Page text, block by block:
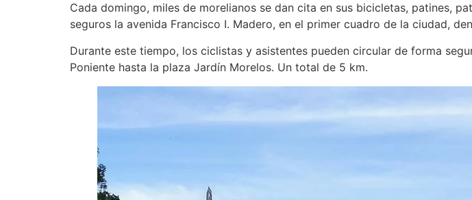
Cada domingo, miles de morelianos se dan cita en sus bicicletas, patines,
seguros la avenida Francisco I. Madero, en el primer cuadro de la ciudad,
Durante este tiempo, los ciclistas y asistentes pueden circular de forma
Poniente hasta la plaza Jardín Morelos. Un total de 5 km.